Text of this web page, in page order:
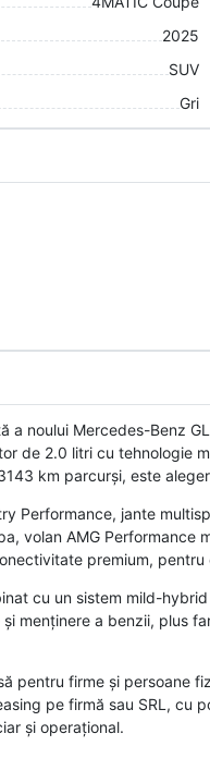
2025
SUV
Gri
noului Mercedes-Benz
de 2.0 litri cu
km parcurși, este
Performance, jante
volan AMG
premium,
cu un sistem mild-
menținere a benzii, plus
pentru firme și persoane
pe firmă sau SRL,
și operațional.